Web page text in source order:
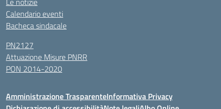
Calendario eventi
Bacheca sindacale
PN2127
Attuazione Misure PNRR
PON 2014-2020
Amministrazione TrasparenteInformativa Privacy